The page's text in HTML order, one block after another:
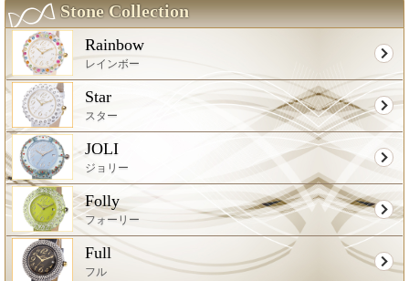
Stone Collection
Rainbow
レインボー
Star
スター
JOLI
ジョリー
Folly
フォーリー
Full
フル